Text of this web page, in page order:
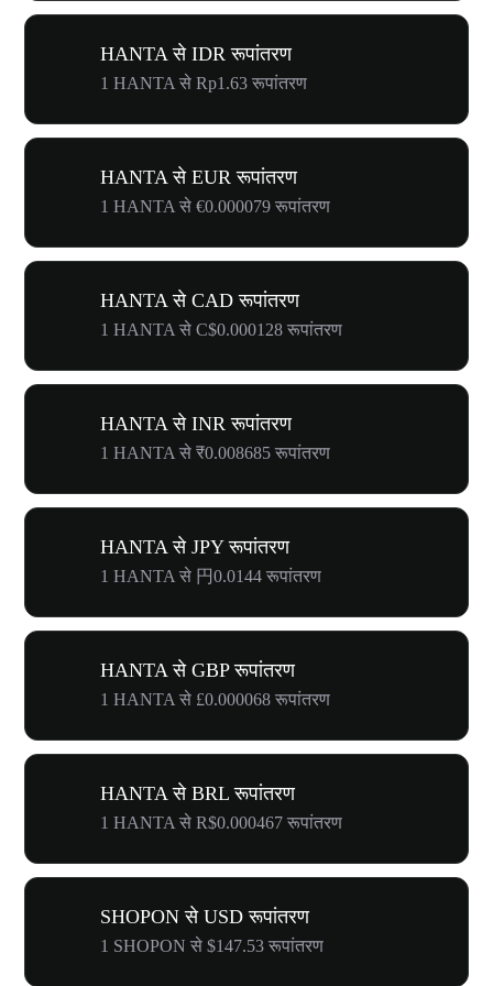
HANTA से IDR रूपांतरण
1 HANTA से Rp1.63 रूपांतरण
HANTA से EUR रूपांतरण
1 HANTA से €0.000079 रूपांतरण
HANTA से CAD रूपांतरण
1 HANTA से C$0.000128 रूपांतरण
HANTA से INR रूपांतरण
1 HANTA से ₹0.008685 रूपांतरण
HANTA से JPY रूपांतरण
1 HANTA से 円0.0144 रूपांतरण
HANTA से GBP रूपांतरण
1 HANTA से £0.000068 रूपांतरण
HANTA से BRL रूपांतरण
1 HANTA से R$0.000467 रूपांतरण
SHOPON से USD रूपांतरण
1 SHOPON से $147.53 रूपांतरण